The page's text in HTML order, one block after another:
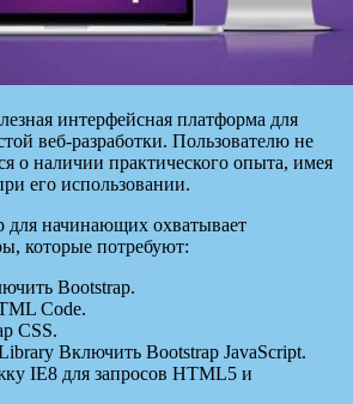
интерфейсная платформа для
веб-разработки. Пользователю не
о наличии практического опыта, имея
его использовании.
для начинающих охватывает
которые потребуют:
Bootstrap.
Code.
CSS.
Включить Bootstrap JavaScript.
IE8 для запросов HTML5 и